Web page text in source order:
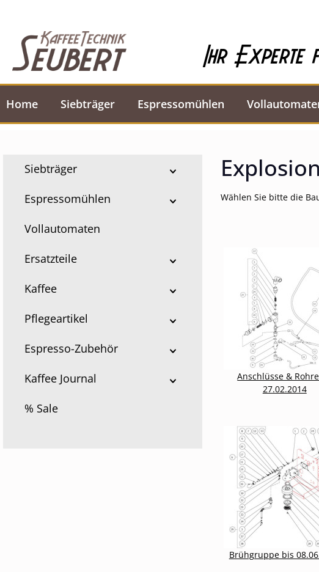
Ihr Experte
Home Siebträger Espressomühlen
Siebträger
Espressomühlen
Vollautomaten
Ersatzteile
Kaffee
Pflegeartikel
Espresso-Zubehör
Kaffee Journal
% Sale
Wählen Sie bitte die
Anschlüsse &
27.02.2014
Brühgruppe bis